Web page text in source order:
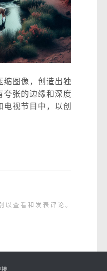
缩图像，创造出独
夸张的边缘和深度
电视节目中，以创
以查看和发表评论。